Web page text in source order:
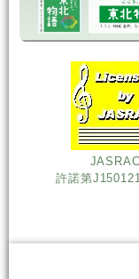
JASRAC
許諾第